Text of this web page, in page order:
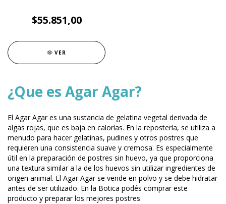
$55.851,00
VER
¿Que es Agar Agar?
El Agar Agar es una sustancia de gelatina vegetal derivada de
algas rojas, que es baja en calorías. En la repostería, se utiliza a
menudo para hacer gelatinas, pudines y otros postres que
requieren una consistencia suave y cremosa. Es especialmente
útil en la preparación de postres sin huevo, ya que proporciona
una textura similar a la de los huevos sin utilizar ingredientes de
origen animal. El Agar Agar se vende en polvo y se debe hidratar
antes de ser utilizado. En la Botica podés comprar este
producto y preparar los mejores postres.